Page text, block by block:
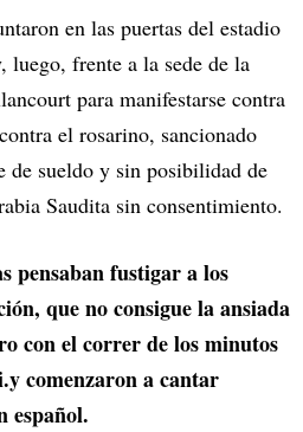
en las puertas del estadio
luego, frente a la sede de la
para manifestarse contra
el rosarino, sancionado
de sueldo y sin posibilidad de
Saudita sin consentimiento.
pensaban fustigar a los
que no consigue la ansiada
con el correr de los minutos
comenzaron a cantar
español.